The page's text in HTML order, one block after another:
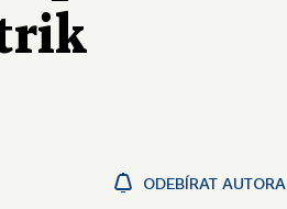
ODEBÍRAT AUTORA